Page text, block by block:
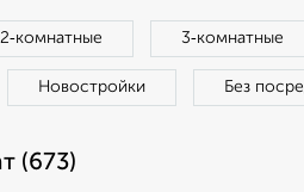
2‑комнатные 3‑комнатные
Новостройки Без
(673)